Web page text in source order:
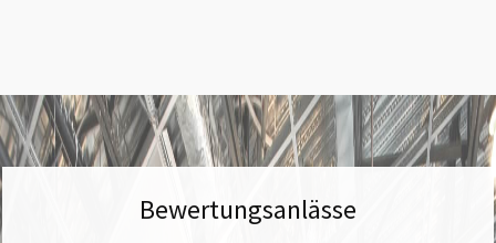
Bewertungsanlässe